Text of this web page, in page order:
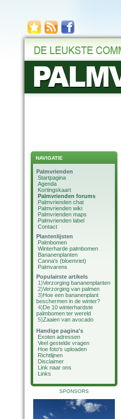
NAVIGATIE
Palmvrienden
Startpagina
Agenda
Kortingskaart
Palmvrienden forums
Palmvrienden chat
Palmvrienden wiki
Palmvrienden maps
Palmvrienden label
Contact
Plantenlijsten
Palmbomen
Winterharde palmbomen
Bananenplanten
Canna's (bloemriet)
Palmvarens
Populairste artikels
1)Verzorging bananenplanten
2)Verzorging van palmen
3)Hoe een bananenplant
beschermen in de winter?
4)De 10 winterhardste
palmbomen ter wereld
5)Zaaien van avocado
Handige pagina's
Exoten adressen
Veel gestelde vragen
Hoe foto's uploaden
Richtlijnen
Disclaimer
Link naar ons
Links
SPONSORS